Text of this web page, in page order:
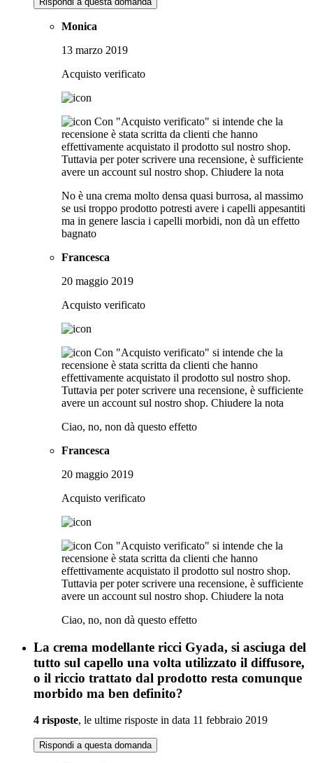
Monica
13 marzo 2019
Acquisto verificato
Con "Acquisto verificato" si intende che la
recensione è stata scritta da clienti che hanno
effettivamente acquistato il prodotto sul nostro shop.
Tuttavia per poter scrivere una recensione, è sufficiente
avere un account sul nostro shop. Chiudere la nota
No è una crema molto densa quasi burrosa, al massimo
se usi troppo prodotto potresti avere i capelli appesantiti
ma in genere lascia i capelli morbidi, non dà un effetto
bagnato
Francesca
20 maggio 2019
Acquisto verificato
Con "Acquisto verificato" si intende che la
recensione è stata scritta da clienti che hanno
effettivamente acquistato il prodotto sul nostro shop.
Tuttavia per poter scrivere una recensione, è sufficiente
avere un account sul nostro shop. Chiudere la nota
Ciao, no, non dà questo effetto
Francesca
20 maggio 2019
Acquisto verificato
Con "Acquisto verificato" si intende che la
recensione è stata scritta da clienti che hanno
effettivamente acquistato il prodotto sul nostro shop.
Tuttavia per poter scrivere una recensione, è sufficiente
avere un account sul nostro shop. Chiudere la nota
Ciao, no, non dà questo effetto
La crema modellante ricci Gyada, si asciuga del
tutto sul capello una volta utilizzato il diffusore,
o il riccio trattato dal prodotto resta comunque
morbido ma ben definito?
4 risposte, le ultime risposte in data 11 febbraio 2019
Rispondi a questa domanda